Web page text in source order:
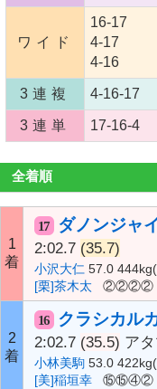
ワイド
16-17
4-17
4-16
3連複 4-16-17
3連単 17-16-4
全着順
1
着
17 ダノンジャ
2:02.7 (35.7)
小沢大仁 57.0
[栗]茶木太
②②②②
2
着
16 クラシカル
2:02.7 (35.5) ア
小林美駒 53.0
[美]稲垣幸
⑮⑮④②